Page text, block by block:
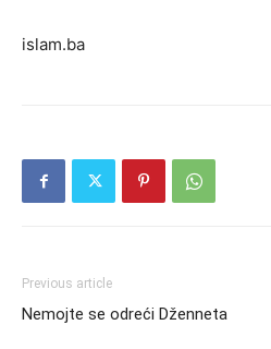
islam.ba
Previous article
Nemojte se odreći Dženneta